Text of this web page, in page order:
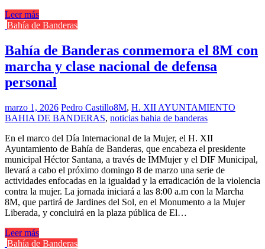
Leer más
Bahía de Banderas
Bahía de Banderas conmemora el 8M con
marcha y clase nacional de defensa
personal
marzo 1, 2026 Pedro Castillo8M, H. XII AYUNTAMIENTO
BAHIA DE BANDERAS, noticias bahia de banderas
En el marco del Día Internacional de la Mujer, el H. XII
Ayuntamiento de Bahía de Banderas, que encabeza el presidente
municipal Héctor Santana, a través de IMMujer y el DIF Municipal,
llevará a cabo el próximo domingo 8 de marzo una serie de
actividades enfocadas en la igualdad y la erradicación de la violencia
contra la mujer. La jornada iniciará a las 8:00 a.m con la Marcha
8M, que partirá de Jardines del Sol, en el Monumento a la Mujer
Liberada, y concluirá en la plaza pública de El…
Leer más
Bahía de Banderas